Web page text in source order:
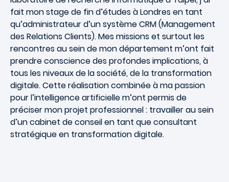
fait mon stage de fin d’études à Londres en tant
qu’administrateur d’un système CRM (Management
des Relations Clients). Mes missions et surtout les
rencontres au sein de mon département m’ont fait
prendre conscience des profondes implications, à
tous les niveaux de la société, de la transformation
digitale. Cette réalisation combinée à ma passion
pour l’intelligence artificielle m’ont permis de
préciser mon projet professionnel : travailler au sein
d’un cabinet de conseil en tant que consultant
stratégique en transformation digitale.